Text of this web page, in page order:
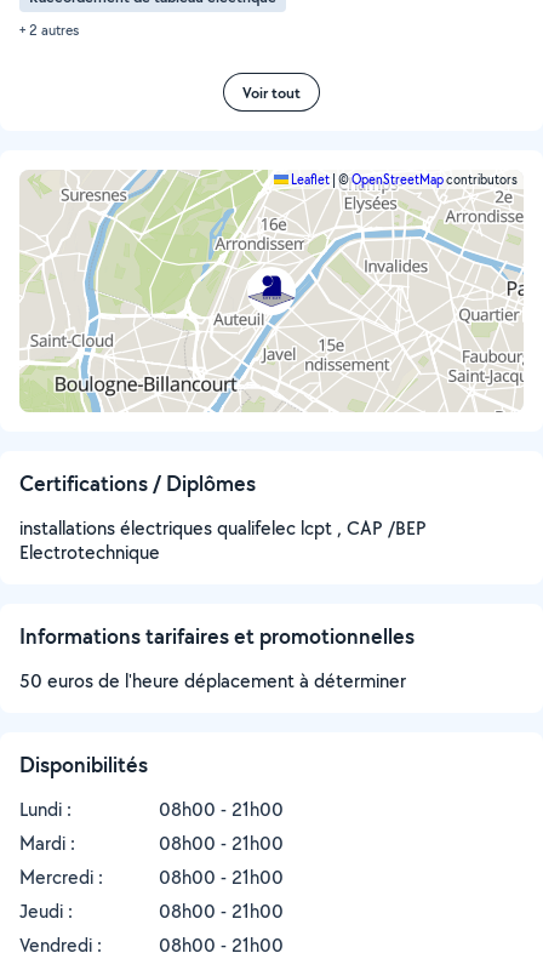
+ 2 autres
Voir tout
Leaflet ©OpenStreetMapcontributors
Certifications / Diplômes
installations électriques qualifelec lcpt , CAP /BEP
Electrotechnique
Informations tarifaires et promotionnelles
50 euros de l'heure déplacement à déterminer
Disponibilités
Lundi :
08h00 - 21h00
Mardi :
08h00 - 21h00
Mercredi :
08h00 - 21h00
Jeudi :
08h00 - 21h00
Vendredi :
08h00 - 21h00